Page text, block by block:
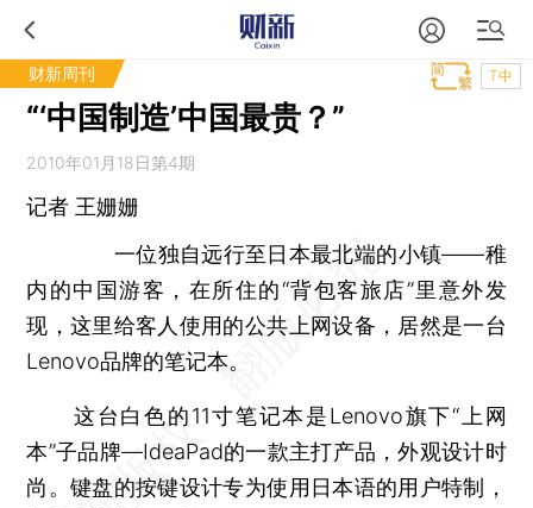
财新周刊 T中
“‘中国制造’中国最贵？”
2010年01月18日第4期
记者 王姗姗
一位独自远行至日本最北端的小镇——稚
内的中国游客，在所住的“背包客旅店”里意外发
现，这里给客人使用的公共上网设备，居然是一台
Lenovo品牌的笔记本。
这台白色的11寸笔记本是Lenovo旗下“上网
本”子品牌—IdeaPad的一款主打产品，外观设计时
尚。键盘的按键设计专为使用日本语的用户特制，